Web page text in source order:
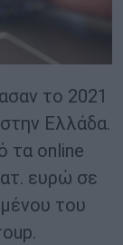
το 2021
Ελλάδα.
τα online
ευρώ σε
του